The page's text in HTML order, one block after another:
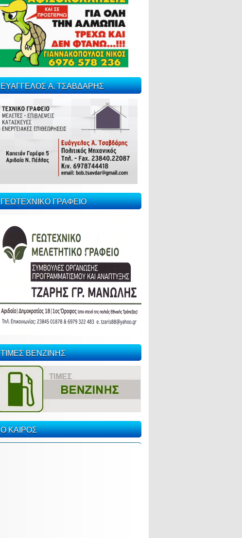
ΕΥΑΓΓΕΛΟΣ Α. ΤΣΑΒΔΑΡΗΣ
ΓΕΩΤΕΧΝΙΚΟ ΓΡΑΦΕΙΟ
ΤΙΜΕΣ ΒΕΝΖΙΝΗΣ
Ο ΚΑΙΡΟΣ